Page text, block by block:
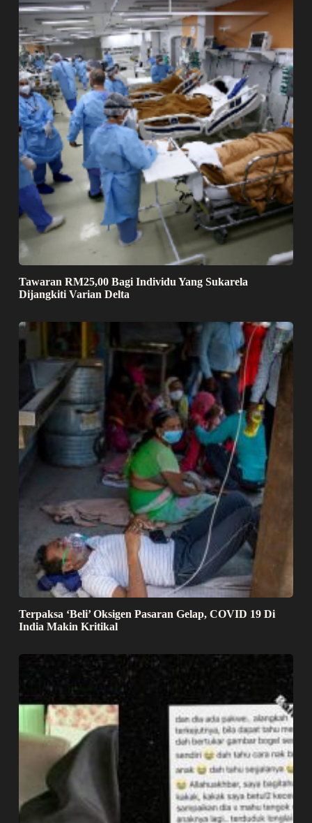
Tawaran RM25,00 Bagi Individu Yang Sukarela
Dijangkiti Varian Delta
Terpaksa ‘Beli’ Oksigen Pasaran Gelap, COVID 19 Di
India Makin Kritikal